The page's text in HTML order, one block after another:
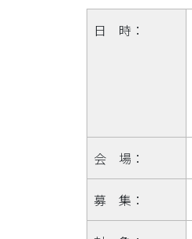
日 時：
会 場：
募 集：